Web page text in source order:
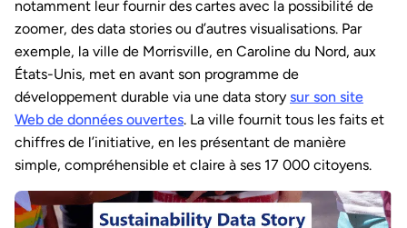
notamment leur fournir des cartes avec la possibilité de
zoomer, des data stories ou d’autres visualisations. Par
exemple, la ville de Morrisville, en Caroline du Nord, aux
États-Unis, met en avant son programme de
développement durable via une data story sur son site
Web de données ouvertes. La ville fournit tous les faits et
chiffres de l’initiative, en les présentant de manière
simple, compréhensible et claire à ses 17 000 citoyens.